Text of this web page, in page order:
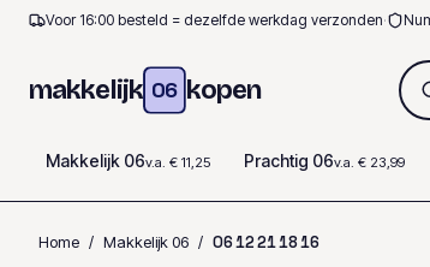
Voor 16:00 besteld = dezelfde werkdag verzonden·
makkelijk 06 kopen
Makkelijk 06v.a. € 11,25 Prachtig 06v.a. € 23,99
Home / Makkelijk 06 / 0612211816